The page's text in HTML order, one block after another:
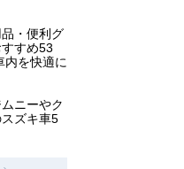
品・便利グ
すめ53
内を快適に
ニーやク
ズキ車5